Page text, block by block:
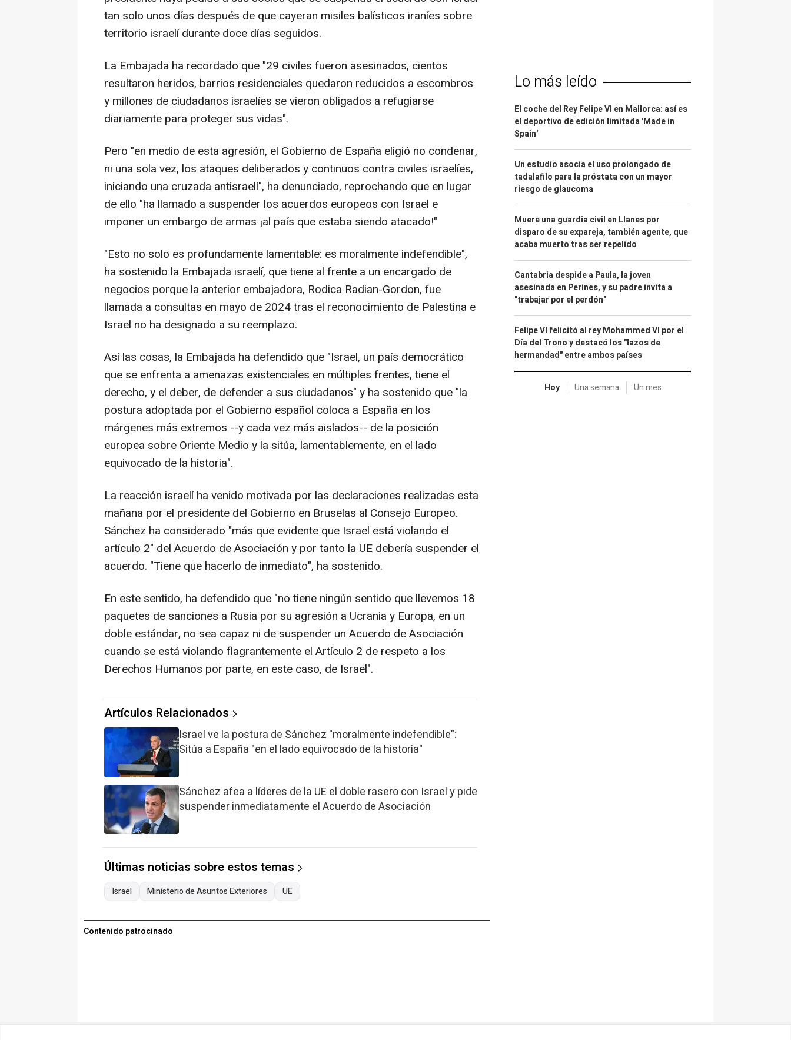
tan solo unos días después de que cayeran misiles balísticos iraníes sobre
territorio israelí durante doce días seguidos.
La Embajada ha recordado que "29 civiles fueron asesinados, cientos
resultaron heridos, barrios residenciales quedaron reducidos a escombros
y millones de ciudadanos israelíes se vieron obligados a refugiarse
diariamente para proteger sus vidas".
Pero "en medio de esta agresión, el Gobierno de España eligió no condenar,
ni una sola vez, los ataques deliberados y continuos contra civiles israelíes,
iniciando una cruzada antisraelí", ha denunciado, reprochando que en lugar
de ello "ha llamado a suspender los acuerdos europeos con Israel e
imponer un embargo de armas ¡al país que estaba siendo atacado!"
"Esto no solo es profundamente lamentable: es moralmente indefendible",
ha sostenido la Embajada israelí, que tiene al frente a un encargado de
negocios porque la anterior embajadora, Rodica Radian-Gordon, fue
llamada a consultas en mayo de 2024 tras el reconocimiento de Palestina e
Israel no ha designado a su reemplazo.
Así las cosas, la Embajada ha defendido que "Israel, un país democrático
que se enfrenta a amenazas existenciales en múltiples frentes, tiene el
derecho, y el deber, de defender a sus ciudadanos" y ha sostenido que "la
postura adoptada por el Gobierno español coloca a España en los
márgenes más extremos --y cada vez más aislados-- de la posición
europea sobre Oriente Medio y la sitúa, lamentablemente, en el lado
equivocado de la historia".
La reacción israelí ha venido motivada por las declaraciones realizadas esta
mañana por el presidente del Gobierno en Bruselas al Consejo Europeo.
Sánchez ha considerado "más que evidente que Israel está violando el
artículo 2" del Acuerdo de Asociación y por tanto la UE debería suspender el
acuerdo. "Tiene que hacerlo de inmediato", ha sostenido.
En este sentido, ha defendido que "no tiene ningún sentido que llevemos 18
paquetes de sanciones a Rusia por su agresión a Ucrania y Europa, en un
doble estándar, no sea capaz ni de suspender un Acuerdo de Asociación
cuando se está violando flagrantemente el Artículo 2 de respeto a los
Derechos Humanos por parte, en este caso, de Israel".
Artículos Relacionados
Israel ve la postura de Sánchez "moralmente indefendible":
Sitúa a España "en el lado equivocado de la historia"
Sánchez afea a líderes de la UE el doble rasero con Israel y pide
suspender inmediatamente el Acuerdo de Asociación
Últimas noticias sobre estos temas
Israel Ministerio de Asuntos Exteriores UE
Contenido patrocinado
Lo más leído
El coche del Rey Felipe VI en Mallorca: así es
el deportivo de edición limitada 'Made in
Spain'
Un estudio asocia el uso prolongado de
tadalafilo para la próstata con un mayor
riesgo de glaucoma
Muere una guardia civil en Llanes por
disparo de su expareja, también agente, que
acaba muerto tras ser repelido
Cantabria despide a Paula, la joven
asesinada en Perines, y su padre invita a
"trabajar por el perdón"
Felipe VI felicitó al rey Mohammed VI por el
Día del Trono y destacó los "lazos de
hermandad" entre ambos países
Hoy Una semana Un mes